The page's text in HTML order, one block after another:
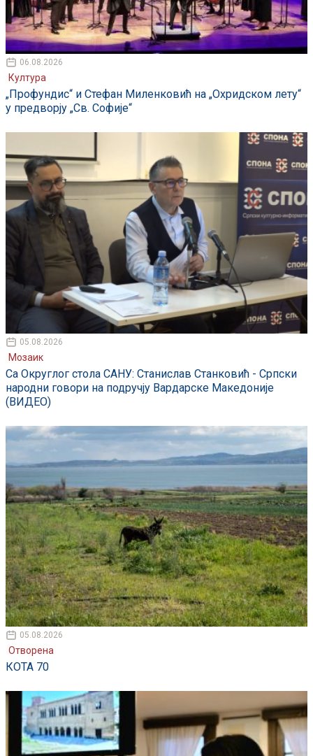
06.08.2026
Култура
„Профундис“ и Стефан Миленковић на „Охридском лету“
у предворју „Св. Софије“
05.08.2026
Мозаик
Са Округлог стола САНУ: Станислав Станковић - Српски
народни говори на подручју Вардарске Македоније
(ВИДЕО)
05.08.2026
Отворена
КОТА 70